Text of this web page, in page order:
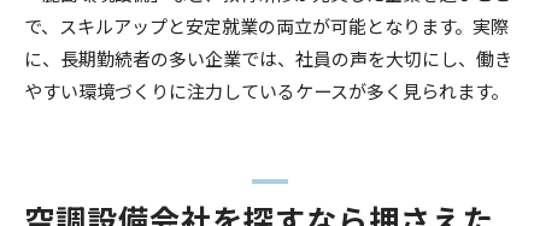
で、スキルアップと安定就業の両立が可能となります。実際
に、長期勤続者の多い企業では、社員の声を大切にし、働き
やすい環境づくりに注力しているケースが多く見られます。